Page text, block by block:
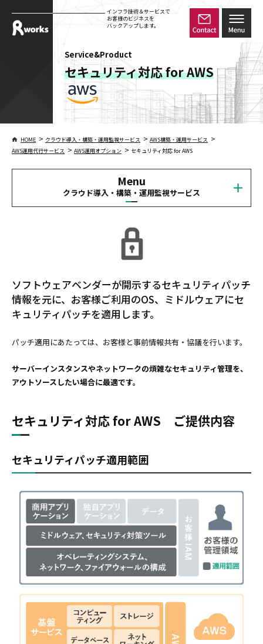
インフラ技術＆サービスで
お客様のビジネスを
バックアップします。
Service&Product
セキュリティ対応 for AWS
HOME > クラウド導入・構築・運用監視サービス > AWS構築・運用サービス >
AWS運用代行サービス > AWS運用オプション > セキュリティ対応 for AWS
Menu
クラウド導入・構築・運用監視サービス
ソフトウェアベンダーが開示するセキュリティパッチ
情報を元に、お客様ご利用のOS、ミドルウェアにセ
キュリティパッチを適用します。
パッチ適用にあたっては、お客様と事前情報共有・協議を行います。
サーバーインスタンスやネットワークの煩雑なセキュリティ管理を、
アウトソースしたい場合に最適です。
セキュリティ対応 for AWS ご提供内容
セキュリティパッチ適用範囲